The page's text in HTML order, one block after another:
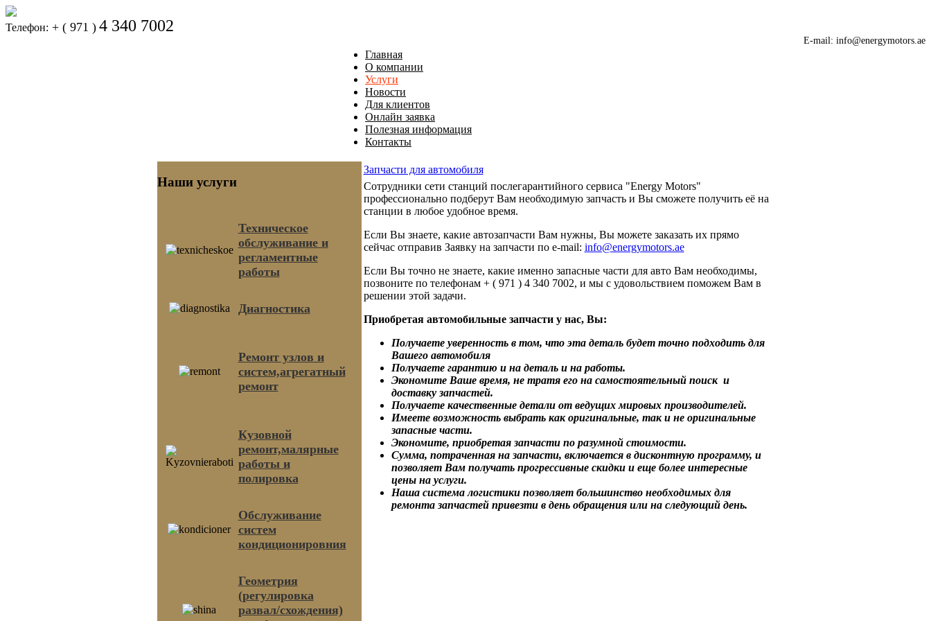
Телефон: + ( 971 ) 4 340 7002
E-mail: info@energymotors.ae
Главная
О компании
Услуги
Новости
Для клиентов
Онлайн заявка
Полезная информация
Контакты
Наши услуги
Техническое
обслуживание и
регламентные
работы
Диагностика
Ремонт узлов и
систем,агрегатный
ремонт
Кузовной
ремонт,малярные
работы и
полировка
Обслуживание
систем
кондиционировния
Геометрия
(регулировка
развал/схождения)
Запчасти для автомобиля
Сотрудники сети станций послегарантийного сервиса "Energy Motors"
профессионально подберут Вам необходимую запчасть и Вы сможете получить её на
станции в любое удобное время.
Если Вы знаете, какие автозапчасти Вам нужны, Вы можете заказать их прямо
сейчас отправив Заявку на запчасти по e-mail: info@energymotors.ae
Если Вы точно не знаете, какие именно запасные части для авто Вам необходимы,
позвоните по телефонам + ( 971 ) 4 340 7002, и мы с удовольствием поможем Вам в
решении этой задачи.
Приобретая автомобильные запчасти у нас, Вы:
Получаете уверенность в том, что эта деталь будет точно подходить для
Вашего автомобиля
Получаете гарантию и на деталь и на работы.
Экономите Ваше время, не тратя его на самостоятельный поиск и
доставку запчастей.
Получаете качественные детали от ведущих мировых производителей.
Имеете возможность выбрать как оригинальные, так и не оригинальные
запасные части.
Экономите, приобретая запчасти по разумной стоимости.
Сумма, потраченная на запчасти, включается в дисконтную программу, и
позволяет Вам получать прогрессивные скидки и еще более интересные
цены на услуги.
Наша система логистики позволяет большинство необходимых для
ремонта запчастей привезти в день обращения или на следующий день.